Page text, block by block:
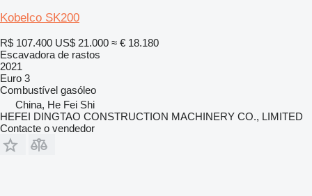
Kobelco SK200
R$ 107.400 US$ 21.000 ≈ € 18.180
Escavadora de rastos
2021
Euro 3
Combustível gasóleo
China, He Fei Shi
HEFEI DINGTAO CONSTRUCTION MACHINERY CO., LIMITED
Contacte o vendedor